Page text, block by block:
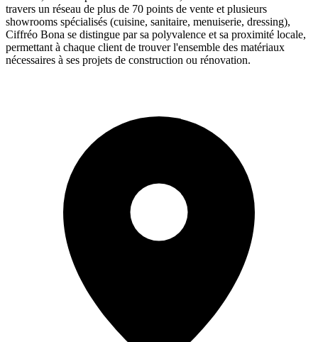
travers un réseau de plus de 70 points de vente et plusieurs
showrooms spécialisés (cuisine, sanitaire, menuiserie, dressing),
Ciffréo Bona se distingue par sa polyvalence et sa proximité locale,
permettant à chaque client de trouver l'ensemble des matériaux
nécessaires à ses projets de construction ou rénovation.